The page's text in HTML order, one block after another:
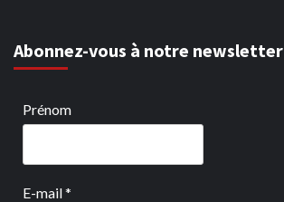
Abonnez-vous à notre newsletter
Prénom
E-mail*